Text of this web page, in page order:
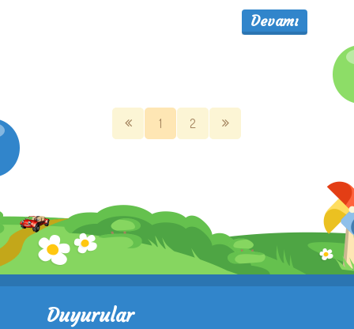
Devamı
1 2
Duyurular